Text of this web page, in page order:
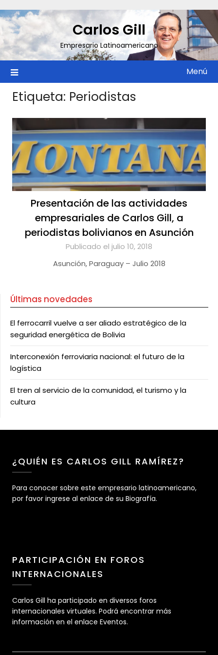
al
contenido
Carlos Gill
Empresario Latinoamericano
Menú
Etiqueta: Periodistas
Presentación de las actividades
empresariales de Carlos Gill, a
periodistas bolivianos en Asunción
Publicado el julio 10, 2018
Asunción, Paraguay – Julio 2018
Últimas novedades
El ferrocarril vuelve a ser aliado estratégico de la
seguridad energética de Bolivia
Interconexión ferroviaria nacional: el futuro de la
logística
El tren al servicio de la comunidad, el turismo y la
cultura
¿QUIÉN ES CARLOS GILL RAMÍREZ?
Para conocer sobre este empresario latinoamericano,
por favor ingrese al enlace de su Biografía.
PARTICIPACIÓN EN FOROS
INTERNACIONALES
Carlos Gill ha participado en diversos foros
internacionales virtuales. Podrá encontrar más
información en el enlace Eventos.